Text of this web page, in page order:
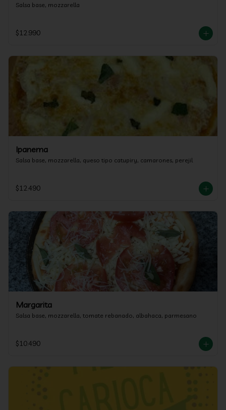
Salsa base, mozzarella
$12.990
Ipanema
Salsa base, mozzarella, queso tipo catupiry, camarones, perejil
$12.490
Margarita
Salsa base, mozzarella, tomate rebanado, albahaca, parmesano
$10.490